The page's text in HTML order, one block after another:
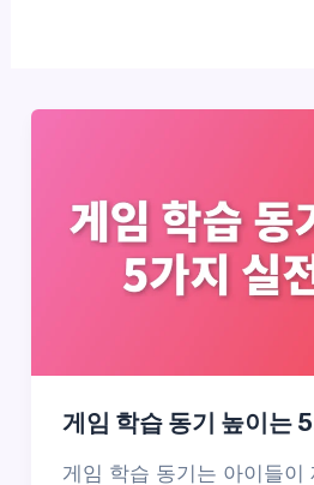
게임 학습 동기 높이는
게임 학습 동기는 아이들이